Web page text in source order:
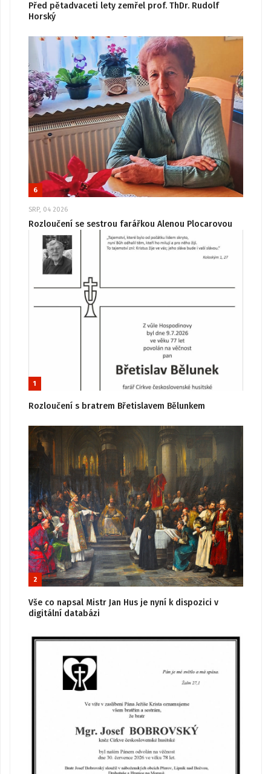
Před pětadvaceti lety zemřel prof. ThDr. Rudolf
Horský
6
SRP, 04 2026
Rozloučení se sestrou farářkou Alenou Plocarovou
1
Rozloučení s bratrem Břetislavem Bělunkem
2
Vše co napsal Mistr Jan Hus je nyní k dispozici v
digitální databázi